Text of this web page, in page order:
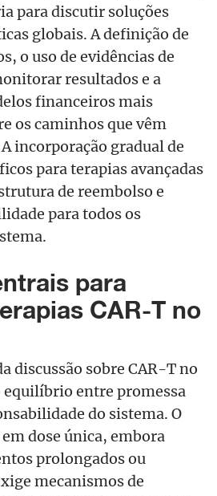
para discutir soluções
globais. A definição de
o uso de evidências de
resultados e a
financeiros mais
os caminhos que vêm
incorporação gradual de
para terapias avançadas
de reembolso e
para todos os
para
CAR-T no
discussão sobre CAR-T no
entre promessa
do sistema. O
dose única, embora
prolongados ou
mecanismos de